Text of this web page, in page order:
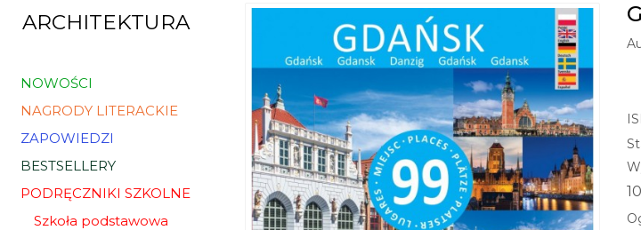
ARCHITEKTURA
NOWOŚCI
NAGRODY LITERACKIE
ZAPOWIEDZI
BESTSELLERY
PODRĘCZNIKI SZKOLNE
Szkoła podstawowa
10